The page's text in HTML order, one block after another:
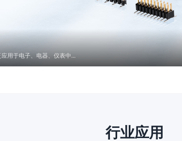
用于电子、电器、仪表中...
行业应用